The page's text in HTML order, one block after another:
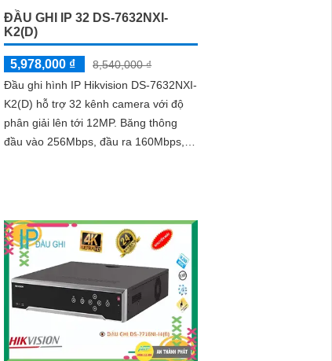
lượng.
ĐẦU GHI IP 32 DS-7632NXI-
K2(D)
5,978,000 ₫
8,540,000 ₫
Đầu ghi hình IP Hikvision DS-7632NXI-
K2(D) hỗ trợ 32 kênh camera với độ
phân giải lên tới 12MP. Băng thông
đầu vào 256Mbps, đầu ra 160Mbps,